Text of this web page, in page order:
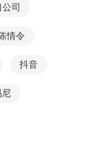
司
情令
抖音
尼